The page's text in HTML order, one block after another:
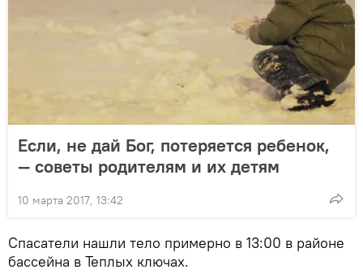
Если, не дай Бог, потеряется ребенок,
— советы родителям и их детям
10 марта 2017, 13:42
Спасатели нашли тело примерно в 13:00 в районе
бассейна в Теплых ключах.